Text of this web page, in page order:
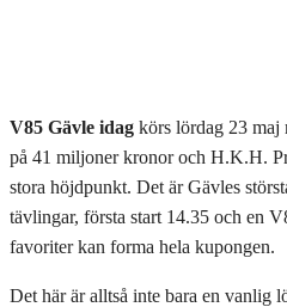
V85 Gävle idag körs lördag 23 maj
på 41 miljoner kronor och H.K.H.
stora höjdpunkt. Det är Gävles
tävlingar, första start 14.35 och en
favoriter kan forma hela kupongen.
Det här är alltså inte bara en vanlig